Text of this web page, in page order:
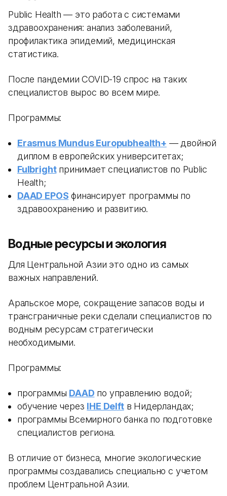
Public Health — это работа с системами
здравоохранения: анализ заболеваний,
профилактика эпидемий, медицинская
статистика.
После пандемии COVID-19 спрос на таких
специалистов вырос во всем мире.
Программы:
Erasmus Mundus Europubhealth+ — двойной
диплом в европейских университетах;
Fulbrightпринимает специалистов по Public
Health;
DAAD EPOS финансирует программы по
здравоохранению и развитию.
Водные ресурсы и экология
Для Центральной Азии это одно из самых
важных направлений.
Аральское море, сокращение запасов воды и
трансграничные реки сделали специалистов по
водным ресурсам стратегически
необходимыми.
Программы:
программы DAAD по управлению водой;
обучение через IHE Delftв Нидерландах;
программы Всемирного банка по подготовке
специалистов региона.
В отличие от бизнеса, многие экологические
программы создавались специально с учетом
проблем Центральной Азии.